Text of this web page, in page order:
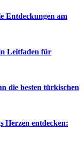
Entdeckungen am
Leitfaden für
die besten türkischen
Herzen entdecken: